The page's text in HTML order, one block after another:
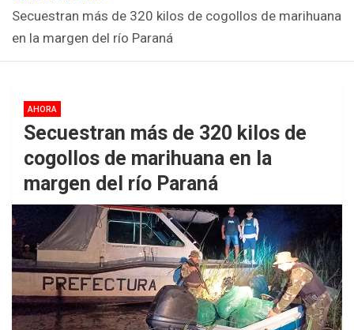
Secuestran más de 320 kilos de cogollos de marihuana
en la margen del río Paraná
AHORA
Secuestran más de 320 kilos de
cogollos de marihuana en la
margen del río Paraná